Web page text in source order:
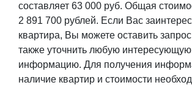
составляет 63 000 руб. Общая
2 891 700 рублей. Если Вас
квартира, Вы можете оставить запрос
также уточнить любую
информацию. Для получения
наличие квартир и стоимости